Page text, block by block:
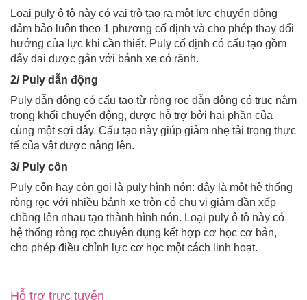
Loại puly ô tô này có vai trò tạo ra một lực chuyển động
đảm bảo luôn theo 1 phương cố định và cho phép thay đổi
hướng của lực khi cần thiết. Puly cố định có cấu tạo gồm
dây đai được gắn với bánh xe có rãnh.
2/ Puly dẫn động
Puly dẫn động có cấu tạo từ ròng rọc dẫn động có trục nằm
trong khối chuyển động, được hỗ trợ bởi hai phần của
cùng một sợi dây. Cấu tạo này giúp giảm nhẹ tải trọng thực
tế của vật được nâng lên.
3/ Puly côn
Puly côn hay còn gọi là puly hình nón: đây là một hệ thống
ròng rọc với nhiều bánh xe tròn có chu vi giảm dần xếp
chồng lên nhau tạo thành hình nón. Loại puly ô tô này có
hệ thống ròng rọc chuyên dụng kết hợp cơ học cơ bản,
cho phép điều chỉnh lực cơ học một cách linh hoạt.
Hỗ trợ trực tuyến